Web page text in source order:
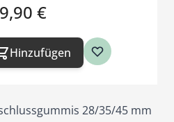
€
Hinzufügen
28/35/45 mm